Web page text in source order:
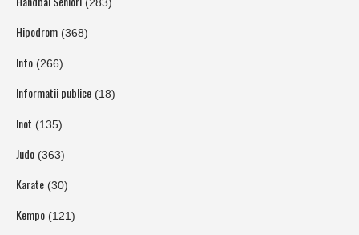
Hipodrom (368)
Info (266)
Informatii publice (18)
Inot (135)
Judo (363)
Karate (30)
Kempo (121)